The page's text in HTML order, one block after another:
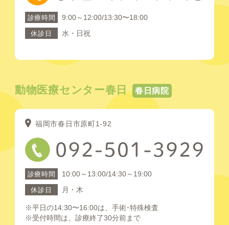
診療時間 9:00～12:00/13:30〜18:00
休診日 水・日祝
動物医療センター春日 春日病院
福岡市春日市原町1-92
診療時間 10:00～13:00/14:30～19:00
休診日 月・木
※平日の14:30〜16:00は、手術･特殊検査
※受付時間は、診療終了30分前まで